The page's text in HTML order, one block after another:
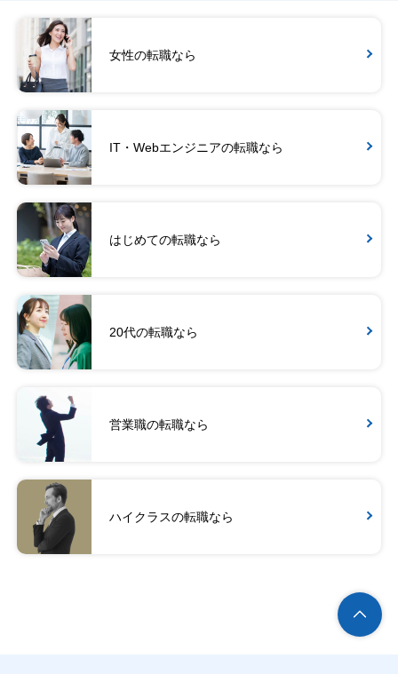
女性の転職なら
IT・Webエンジニアの転職なら
はじめての転職なら
20代の転職なら
営業職の転職なら
ハイクラスの転職なら